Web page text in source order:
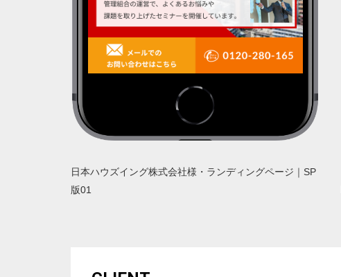
日本ハウズイング株式会社様・ランディングページ｜SP
版01